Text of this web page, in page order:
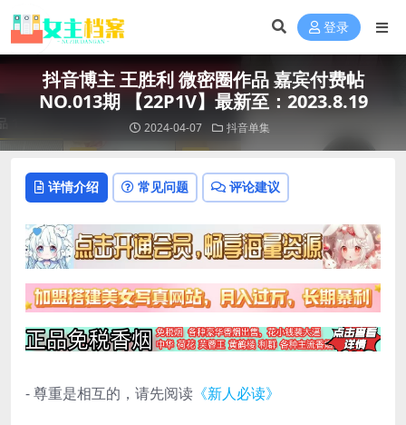
登录
抖音博主 王胜利 微密圈作品 嘉宾付费帖
NO.013期 【22P1V】最新至：2023.8.19
2024-04-07 抖音单集
详情介绍 常见问题 评论建议
- 尊重是相互的，请先阅读 《新人必读》